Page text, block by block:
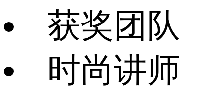
获奖团队
时尚讲师